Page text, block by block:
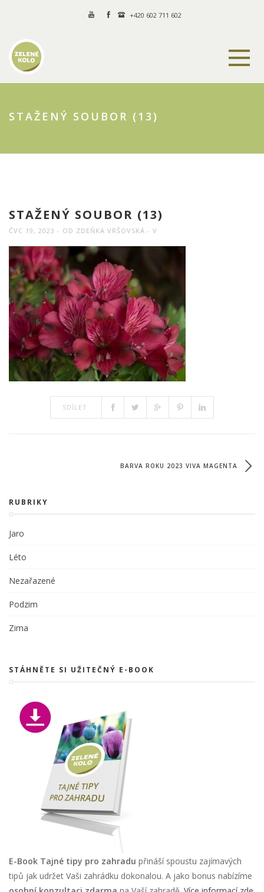
+420 602 711 602
STAŽENÝ SOUBOR (13)
STAŽENÝ SOUBOR (13)
ČVC 19, 2023 OD ZDEŇKA VRŠOVSKÁ V
SDÍLET:
BARVA ROKU 2023 VIVA MAGENTA
RUBRIKY
Jaro
Léto
Nezařazené
Podzim
Zima
STÁHNĚTE SI UŽITEČNÝ E-BOOK
E-Book Tajné tipy pro zahradu přináší spoustu zajímavých
tipů jak udržet Vaši zahrádku dokonalou. A jako bonus nabízíme